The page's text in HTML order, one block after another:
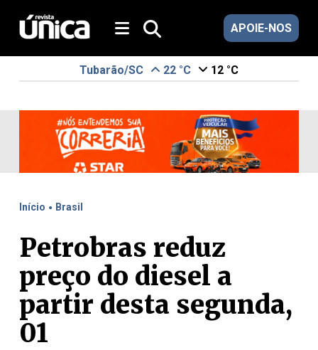
APOIE-NOS
Tubarão/SC 22 °C 12 °C
Início . Brasil
Petrobras reduz
preço do diesel a
partir desta segunda,
01